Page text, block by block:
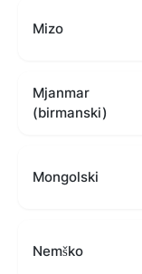
Mizo
Mjanmar
(birmanski)
Mongolski
Nemško